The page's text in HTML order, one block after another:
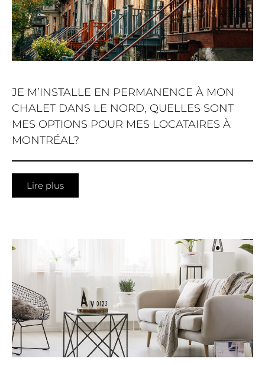
JE M’INSTALLE EN PERMANENCE À MON
CHALET DANS LE NORD, QUELLES SONT
MES OPTIONS POUR MES LOCATAIRES À
MONTRÉAL?
Lire plus